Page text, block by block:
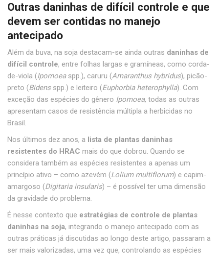
Outras daninhas de difícil controle e que
devem ser contidas no manejo
antecipado
Além da buva, na soja destacam-se ainda outras daninhas de
difícil controle, entre folhas largas e gramíneas, como corda-
de-viola (Ipomoea spp.), caruru (Amaranthus hybridus), picão-
preto (Bidens spp.) e leiteiro (Euphorbia heterophylla). Com
exceção das espécies do gênero Ipomoea, todas as outras
apresentam casos de resistência múltipla a herbicidas no
Brasil.
Nos últimos dez anos, a lista de plantas daninhas
resistentes do HRAC mais do que dobrou. Quando se
considera também as espécies resistentes a apenas um
princípio ativo – como azevém (Lolium multiflorum) e capim-
amargoso (Digitaria insularis) – é possível ter uma dimensão
da gravidade do problema.
É nesse contexto que estratégias de controle de plantas
daninhas na soja, integrando o manejo antecipado com as
outras práticas já discutidas ao longo deste artigo, passaram a
ser mais valorizadas, uma vez que, controlando as espécies